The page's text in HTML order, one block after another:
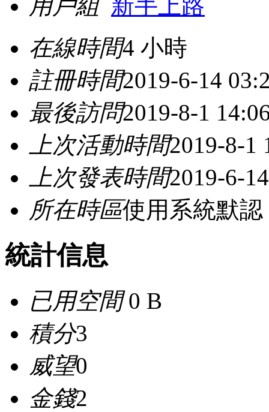
用戶組 新手上路
在線時間4 小時
註冊時間2019-6-14
最後訪問2019-8-1
上次活動時間2019-8-1
上次發表時間2019-6-
所在時區使用系統默認
統計信息
已用空間0 B
積分3
威望0
金錢2